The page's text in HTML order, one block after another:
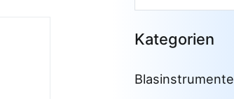
nach:
Kategorien
Blasinstrumente